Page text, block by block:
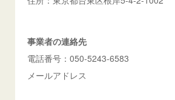
事業者の連絡先
電話番号：050-5243-6583
メールアドレス